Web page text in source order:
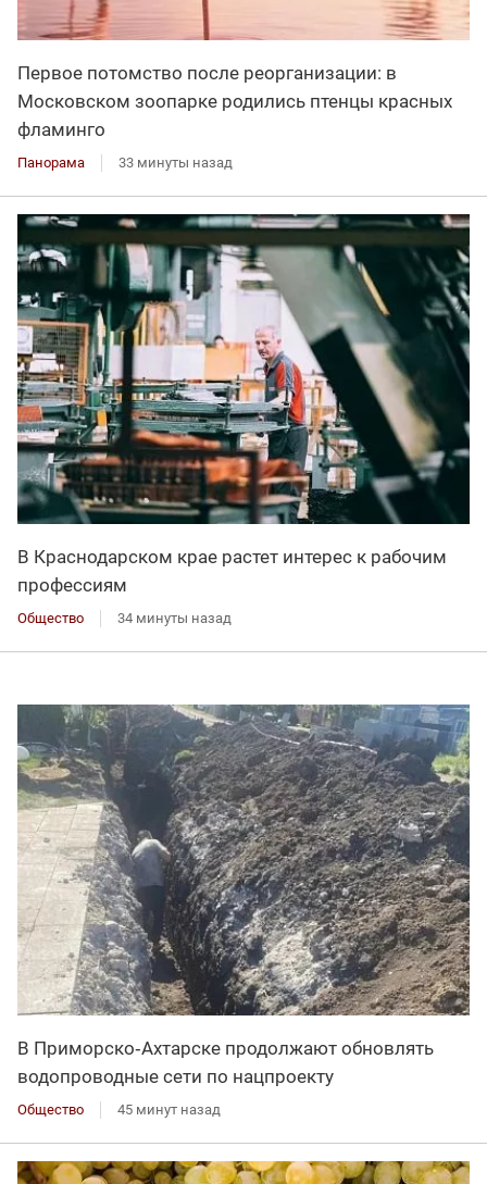
Первое потомство после реорганизации: в
Московском зоопарке родились птенцы красных
фламинго
Панорама 33 минуты назад
В Краснодарском крае растет интерес к рабочим
профессиям
Общество 34 минуты назад
В Приморско‑Ахтарске продолжают обновлять
водопроводные сети по нацпроекту
Общество 45 минут назад